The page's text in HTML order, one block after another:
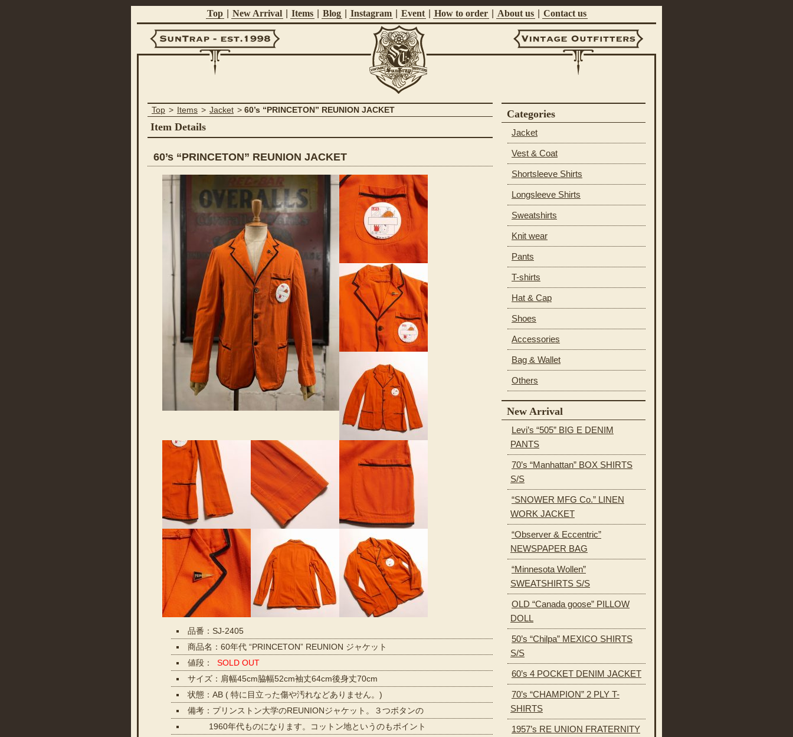
Top New Arrival Items Blog Instagram Event How to order About us Contact us
Est.1998
Suntrap
Top > Items > Jacket > 60’s “PRINCETON” REUNION JACKET
Item Details
60’s “PRINCETON” REUNION JACKET
品番：SJ-2405
商品名：60年代 “PRINCETON” REUNION ジャケット
値段： SOLD OUT
サイズ：肩幅45cm脇幅52cm袖丈64cm後身丈70cm
状態：AB ( 特に目立った傷や汚れなどありません。)
備考：プリンストン大学のREUNIONジャケット。３つボタンの
1960年代ものになります。コットン地というのもポイント
Categories
Jacket
Vest & Coat
Shortsleeve Shirts
Longsleeve Shirts
Sweatshirts
Knit wear
Pants
T-shirts
Hat & Cap
Shoes
Accessories
Bag & Wallet
Others
New Arrival
Levi’s “505” BIG E DENIM
PANTS
70’s “Manhattan” BOX SHIRTS
S/S
“SNOWER MFG Co.” LINEN
WORK JACKET
“Observer & Eccentric”
NEWSPAPER BAG
“Minnesota Wollen”
SWEATSHIRTS S/S
OLD “Canada goose” PILLOW
DOLL
50’s “Chilpa” MEXICO SHIRTS
S/S
60’s 4 POCKET DENIM JACKET
70’s “CHAMPION” 2 PLY T-
SHIRTS
1957’s RE UNION FRATERNITY